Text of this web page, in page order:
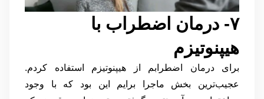
۷- درمان اضطراب با
هیپنوتیزم
برای درمان اضطرابم از هیپنوتیزم استفاده کردم.
عجیب‌ترین بخش ماجرا برایم این بود که با وجود